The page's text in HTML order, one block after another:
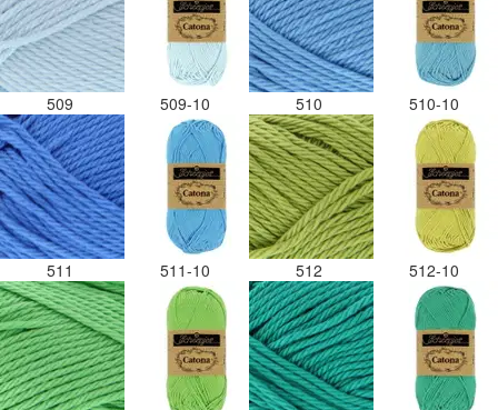
509 509-10 510 510-10
511 511-10 512 512-10